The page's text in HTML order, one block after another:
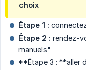
choix
Étape 1 :
Étape 2 : rendez-
manuels"
**Étape 3 : **aller